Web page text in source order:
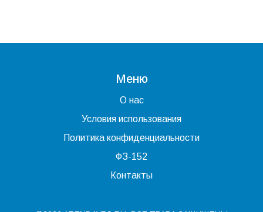
Меню
О нас
Условия использования
Политика конфиденциальности
ФЗ-152
Контакты